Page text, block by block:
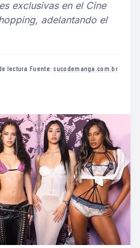
exclusivas en el Cine
adelantando el
lectura ·Fuente: sucodemanga.com.br